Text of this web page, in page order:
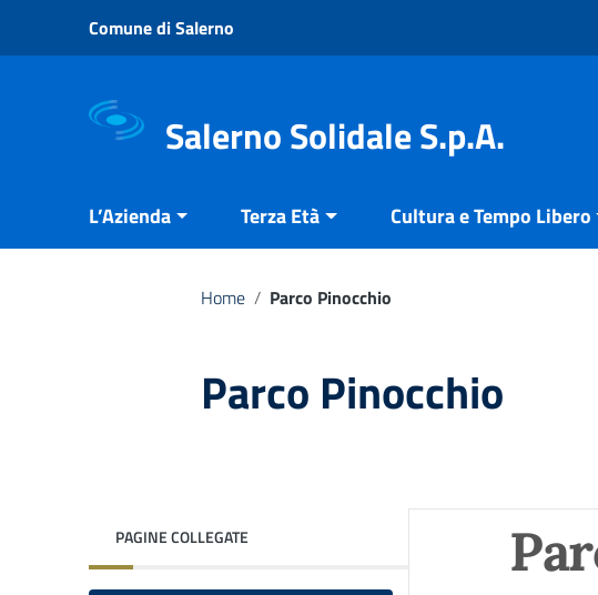
Vai ai contenuti
Vai al menu di navigazione
Comune di Salerno
Salerno Solidale S.p.A.
L’Azienda Terza Età Cultura e Tempo Libero
Home / Parco Pinocchio
Parco Pinocchio
PAGINE COLLEGATE